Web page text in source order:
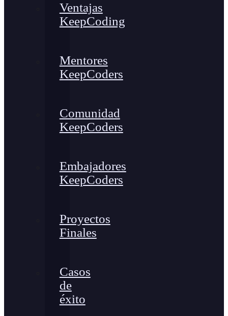
Ventajas
KeepCoding
Mentores
KeepCoders
Comunidad
KeepCoders
Embajadores
KeepCoders
Proyectos
Finales
Casos
de
éxito